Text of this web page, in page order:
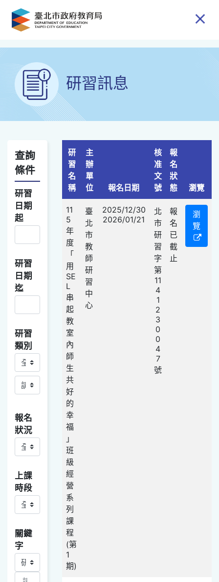
跳到主要內容
研習訊息
查詢
條件
查詢選項
研習
日期
起
研習
日期
迄
研習
類別
研習類別主
研習類別副
報名
狀況
上課
時段
關鍵
字
關鍵字查詢項目選取
研
習
名
稱
主
辦
單
位
報名日期
核
准
文
號
報
名
狀
態
瀏覽
11
5
年
度
「
用
SE
L
串
起
教
室
內
師
生
共
好
的
幸
福
」
班
級
經
營
系
列
課
程
(第
1
期)
臺
北
市
教
師
研
習
中
心
2025/12/30
2026/01/21
北
市
研
習
字
第
11
4
1
2
3
0
0
4
7
號
報
名
已
截
止
瀏
覽